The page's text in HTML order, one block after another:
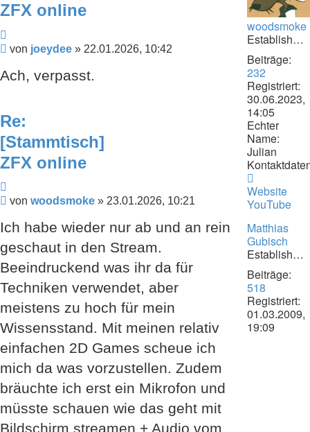
ZFX online
Beitrag
von joeydee » 22.01.2026, 10:42
Ach, verpasst.
woodsmoke
Establishment
Beiträge:
232
Registriert:
30.06.2023,
14:05
Echter
Name:
Julian
von
Website
YouTube
Re:
[Stammtisch]
ZFX online
Beitrag
von woodsmoke » 23.01.2026, 10:21
Ich habe wieder nur ab und an rein
geschaut in den Stream.
Beeindruckend was ihr da für
Techniken verwendet, aber
meistens zu hoch für mein
Wissensstand. Mit meinen relativ
einfachen 2D Games scheue ich
mich da was vorzustellen. Zudem
bräuchte ich erst ein Mikrofon und
müsste schauen wie das geht mit
Bildschirm streamen + Audio vom
Matthias
Gubisch
Establishment
Beiträge:
518
Registriert:
01.03.2009,
19:09